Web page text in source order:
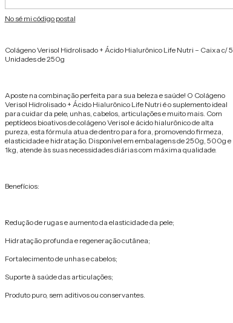
No sé mi código postal
Colágeno Verisol Hidrolisado + Ácido Hialurônico Life Nutri – Caixa c/ 5
Unidades de 250g
Aposte na combinação perfeita para sua beleza e saúde! O Colágeno
Verisol Hidrolisado + Ácido Hialurônico Life Nutri é o suplemento ideal
para cuidar da pele, unhas, cabelos, articulações e muito mais. Com
peptídeos bioativos de colágeno Verisol e ácido hialurônico de alta
pureza, esta fórmula atua de dentro para fora, promovendo firmeza,
elasticidade e hidratação. Disponível em embalagens de 250g, 500g e
1kg, atende às suas necessidades diárias com máxima qualidade.
Benefícios:
Redução de rugas e aumento da elasticidade da pele;
Hidratação profunda e regeneração cutânea;
Fortalecimento de unhas e cabelos;
Suporte à saúde das articulações;
Produto puro, sem aditivos ou conservantes.